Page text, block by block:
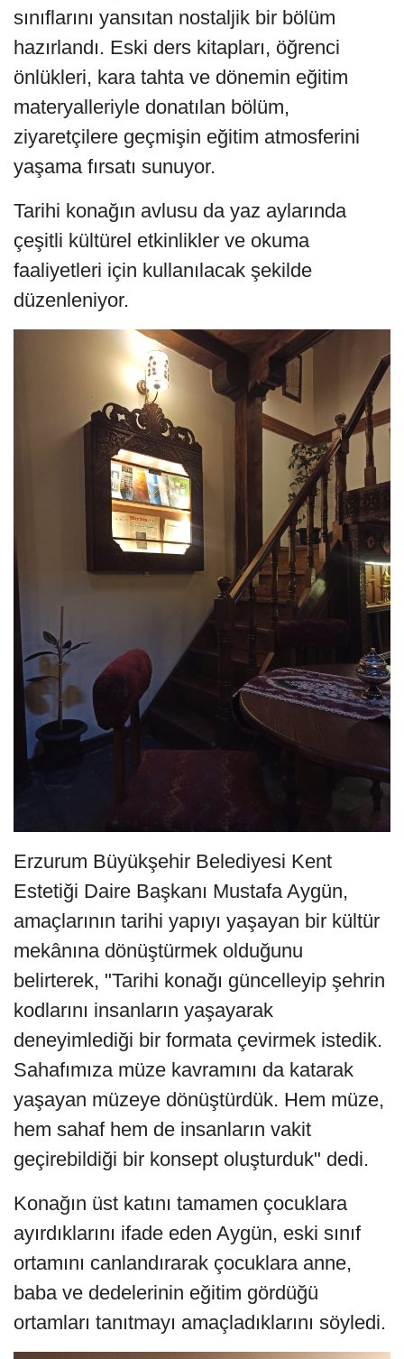
sınıflarını yansıtan nostaljik bir bölüm
hazırlandı. Eski ders kitapları, öğrenci
önlükleri, kara tahta ve dönemin eğitim
materyalleriyle donatılan bölüm,
ziyaretçilere geçmişin eğitim atmosferini
yaşama fırsatı sunuyor.
Tarihi konağın avlusu da yaz aylarında
çeşitli kültürel etkinlikler ve okuma
faaliyetleri için kullanılacak şekilde
düzenleniyor.
Erzurum Büyükşehir Belediyesi Kent
Estetiği Daire Başkanı Mustafa Aygün,
amaçlarının tarihi yapıyı yaşayan bir kültür
mekânına dönüştürmek olduğunu
belirterek, "Tarihi konağı güncelleyip şehrin
kodlarını insanların yaşayarak
deneyimlediği bir formata çevirmek istedik.
Sahafımıza müze kavramını da katarak
yaşayan müzeye dönüştürdük. Hem müze,
hem sahaf hem de insanların vakit
geçirebildiği bir konsept oluşturduk" dedi.
Konağın üst katını tamamen çocuklara
ayırdıklarını ifade eden Aygün, eski sınıf
ortamını canlandırarak çocuklara anne,
baba ve dedelerinin eğitim gördüğü
ortamları tanıtmayı amaçladıklarını söyledi.